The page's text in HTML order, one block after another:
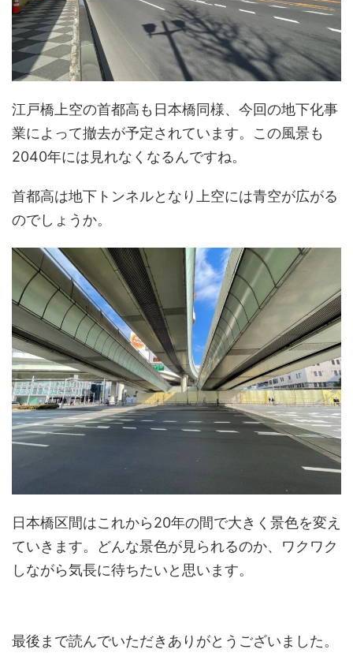
江戸橋上空の首都高も日本橋同様、今回の地下化事
業によって撤去が予定されています。この風景も
2040年には見れなくなるんですね。
首都高は地下トンネルとなり上空には青空が広がる
のでしょうか。
日本橋区間はこれから20年の間で大きく景色を変え
ていきます。どんな景色が見られるのか、ワクワク
しながら気長に待ちたいと思います。
最後まで読んでいただきありがとうございました。